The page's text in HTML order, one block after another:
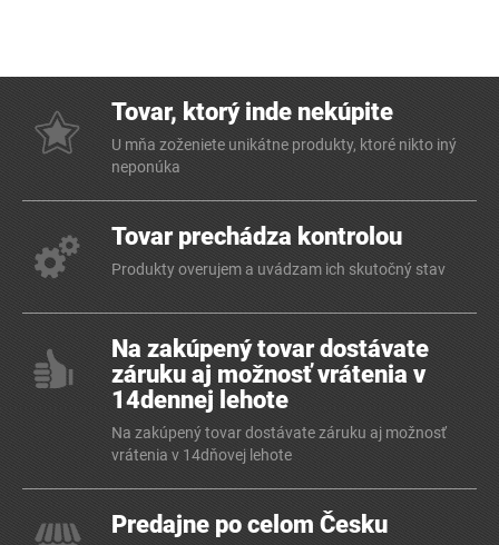
Tovar, ktorý inde nekúpite
U mňa zoženiete unikátne produkty, ktoré nikto iný
neponúka
Tovar prechádza kontrolou
Produkty overujem a uvádzam ich skutočný stav
Na zakúpený tovar dostávate
záruku aj možnosť vrátenia v
14dennej lehote
Na zakúpený tovar dostávate záruku aj možnosť
vrátenia v 14dňovej lehote
Predajne po celom Česku